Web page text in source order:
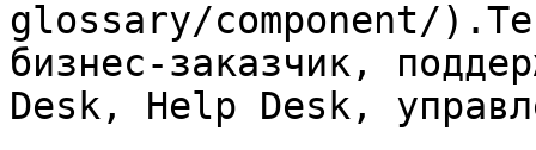
glossary/component/
бизнес-заказчик,
Desk, Help Desk,